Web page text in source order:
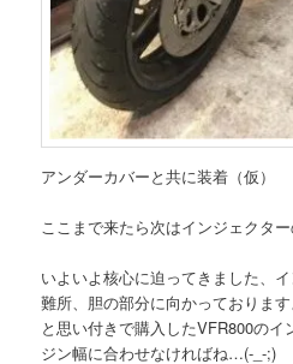
アンダーカバーと共に装着（仮）
ここまで来たら次はインジェクタ
いよいよ核心に迫ってきました、
難所、胆の部分に向かっておりま
と思い付きで購入したVFR800の
ジン幅に合わせなければね…(-_-;)